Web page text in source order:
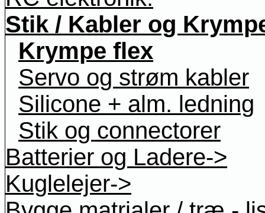
Stik / Kabler og
Krympe flex
Servo og strøm kabler
Silicone + alm. ledning
Stik og connectorer
Batterier og Ladere->
Kuglelejer->